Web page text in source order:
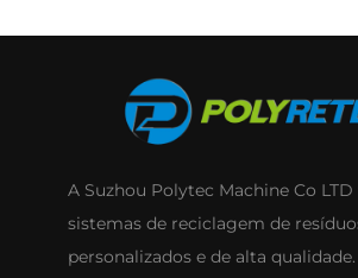
A Suzhou Polytec Machine Co
sistemas de reciclagem de
personalizados e de alta qualidade.